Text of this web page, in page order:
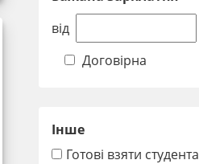
від
Договірна
Інше
Готові взяти студента